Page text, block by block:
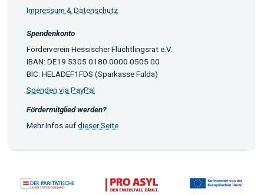
Impressum & Datenschutz
Spendenkonto
Förderverein Hessischer Flüchtlingsrat e.V.
IBAN: DE19 5305 0180 0000 0505 00
BIC: HELADEF1FDS (Sparkasse Fulda)
Spenden via PayPal
Fördermitglied werden?
Mehr Infos aufdieser Seite